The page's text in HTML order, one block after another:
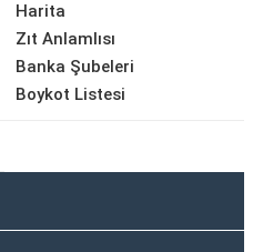
Harita
Zıt Anlamlısı
Banka Şubeleri
Boykot Listesi